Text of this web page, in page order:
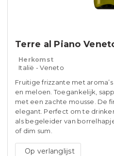
Terre al Piano
Herkomst
Italië - Veneto
Fruitige frizzante met
en meloen. Toegankelijk,
met een zachte mousse. De
elegant. Perfect om te
als begeleider van
of dim sum.
Op verlanglijst